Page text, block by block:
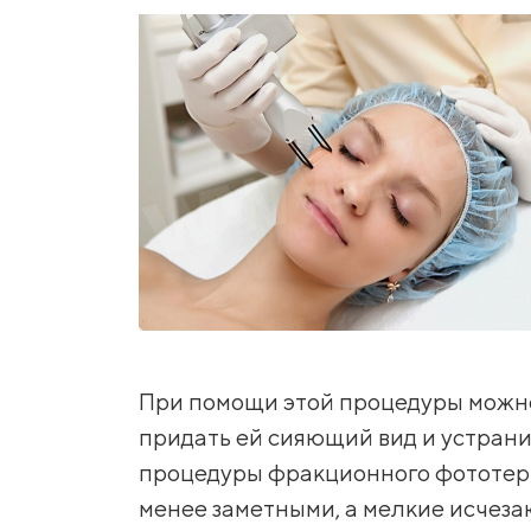
При помощи этой процедуры
придать ей сияющий вид и
процедуры фракционного
менее заметными, а мелкие